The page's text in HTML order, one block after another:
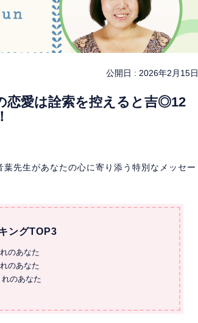
公開日 : 2026年2月15日
恋愛は詮索を控えると吉◎12
先生があなたの心に寄り添う特別なメッセー
ングTOP3
のあなた
のあなた
のあなた